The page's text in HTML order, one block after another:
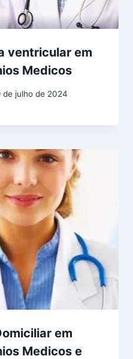
ventricular em
Medicos
de julho de 2024
em
Medicos e